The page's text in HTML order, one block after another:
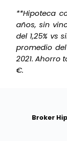
**Hipoteca
años, sin
del 1,25% vs
promedio
2021. Ahorro
€.
Broker